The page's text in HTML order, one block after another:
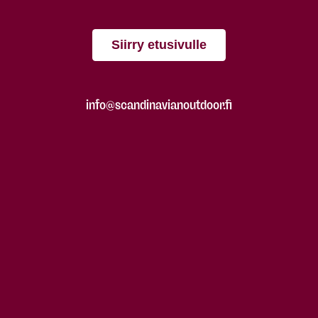
Siirry etusivulle
info@scandinavianoutdoor.fi